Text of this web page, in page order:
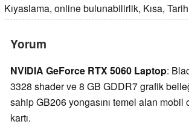
Kıyaslama, online bulunabilirlik, Kısa,
Yorum
NVIDIA GeForce RTX 5060 Laptop:
3328 shader ve 8 GB GDDR7 grafik
sahip GB206 yongasını temel alan mobil
kartı.